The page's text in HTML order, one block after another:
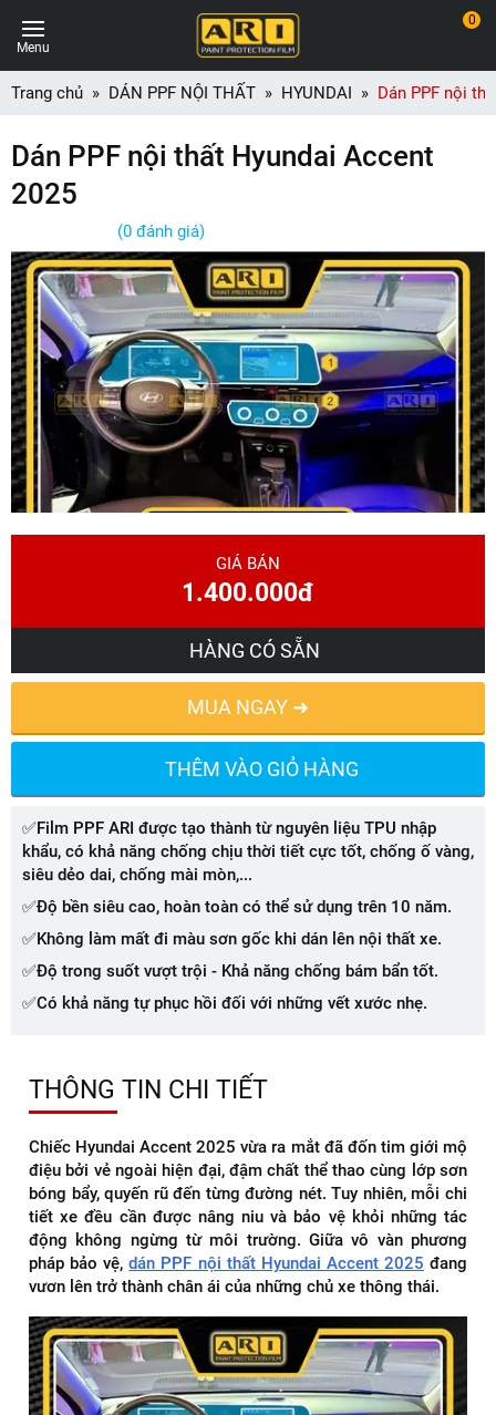
Menu
0
Trang chủ DÁN PPF NỘI THẤT HYUNDAI Dán PPF nội
Dán PPF nội thất Hyundai Accent
2025
(0 đánh giá)
GIÁ BÁN
1.400.000đ
HÀNG CÓ SẴN
MUA NGAY ➜
THÊM VÀO GIỎ HÀNG
✅Film PPF ARI được tạo thành từ nguyên liệu TPU nhập
khẩu, có khả năng chống chịu thời tiết cực tốt, chống ố vàng,
siêu dẻo dai, chống mài mòn,...
✅Độ bền siêu cao, hoàn toàn có thể sử dụng trên 10 năm.
✅Không làm mất đi màu sơn gốc khi dán lên nội thất xe.
✅Độ trong suốt vượt trội - Khả năng chống bám bẩn tốt.
✅Có khả năng tự phục hồi đối với những vết xước nhẹ.
THÔNG TIN CHI TIẾT
Chiếc Hyundai Accent 2025 vừa ra mắt đã đốn tim giới mộ
điệu bởi vẻ ngoài hiện đại, đậm chất thể thao cùng lớp sơn
bóng bẩy, quyến rũ đến từng đường nét. Tuy nhiên, mỗi chi
tiết xe đều cần được nâng niu và bảo vệ khỏi những tác
động không ngừng từ môi trường. Giữa vô vàn phương
pháp bảo vệ,dán PPF nội thất Hyundai Accent 2025 đang
vươn lên trở thành chân ái của những chủ xe thông thái.